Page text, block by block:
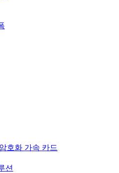
호화 가속 카드
션